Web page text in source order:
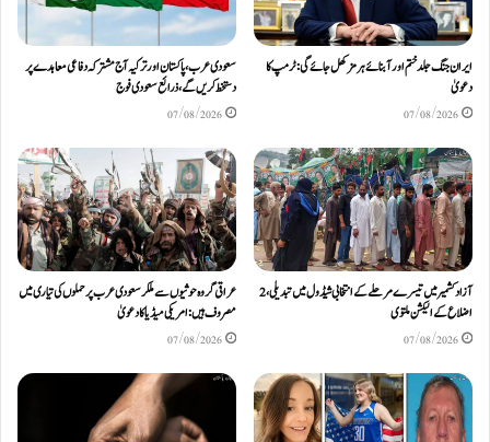
ایران جنگ جلد ختم اور آبنائے ہرمز کھل جائے گی: ٹرمپ کا
دعویٰ
07/08/2026
سعودی عرب، پاکستان اور ترکیہ آج مشترکہ دفاعی معاہدے پر
دستخط کریں گے، ذرائع سعودی فوج
07/08/2026
آزادکشمیر میں تیسرے مرحلے کے انتخابی شیڈول میں تبدیلی، 2
اضلاع کے الیکشن ملتوی
07/08/2026
عراقی گروہ حوثیوں سے ملکر سعودی عرب پر حملوں کی تیاری میں
مصروف ہیں: امریکی میڈیا کا دعویٰ
07/08/2026